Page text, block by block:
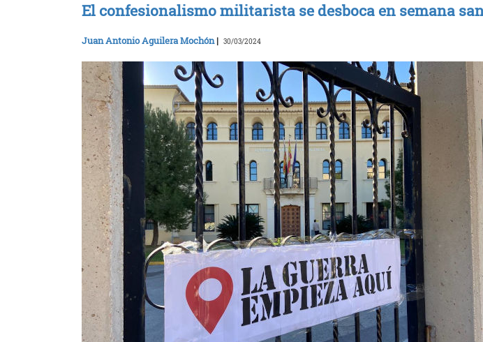
El confesionalismo militarista se desboca en semana
Juan Antonio Aguilera Mochón| 30/03/2024